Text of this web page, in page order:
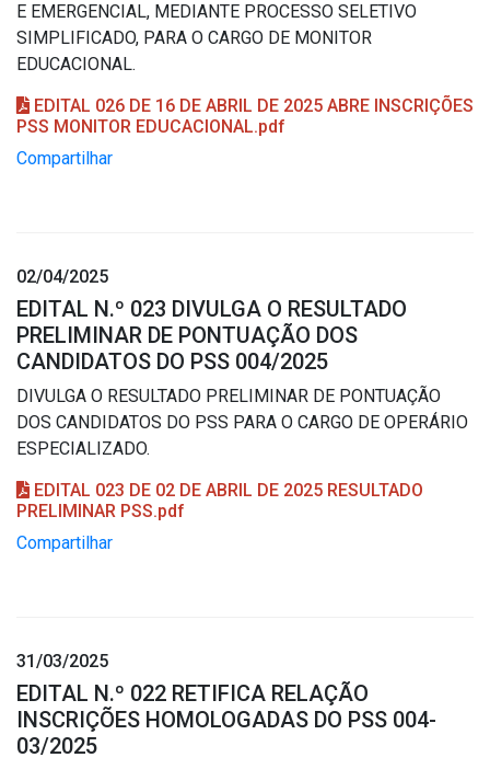
E EMERGENCIAL, MEDIANTE PROCESSO SELETIVO
SIMPLIFICADO, PARA O CARGO DE MONITOR
EDUCACIONAL.
EDITAL 026 DE 16 DE ABRIL DE 2025 ABRE INSCRIÇÕES
PSS MONITOR EDUCACIONAL.pdf
Compartilhar
02/04/2025
EDITAL N.º 023 DIVULGA O RESULTADO
PRELIMINAR DE PONTUAÇÃO DOS
CANDIDATOS DO PSS 004/2025
DIVULGA O RESULTADO PRELIMINAR DE PONTUAÇÃO
DOS CANDIDATOS DO PSS PARA O CARGO DE OPERÁRIO
ESPECIALIZADO.
EDITAL 023 DE 02 DE ABRIL DE 2025 RESULTADO
PRELIMINAR PSS.pdf
Compartilhar
31/03/2025
EDITAL N.º 022 RETIFICA RELAÇÃO
INSCRIÇÕES HOMOLOGADAS DO PSS 004-
03/2025